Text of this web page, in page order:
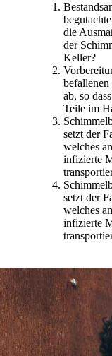
die
der
Keller?
ab, so
Teile im
setzt der
welches
infizierte
setzt der
welches
infizierte